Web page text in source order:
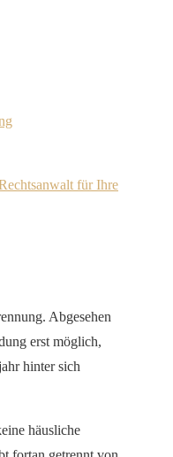
für Ihre
Abgesehen
erst möglich,
hinter sich
häusliche